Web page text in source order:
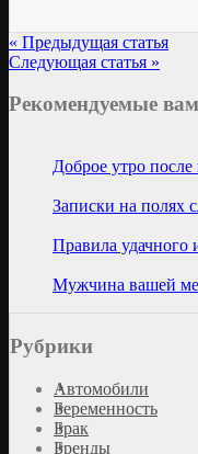
« Предыдущая статья
Следующая статья »
Рекомендуемые
Доброе утро после
Записки на полях
Правила удачного
Мужчина вашей
Рубрики
Автомобили
Беременность
Брак
Бренды